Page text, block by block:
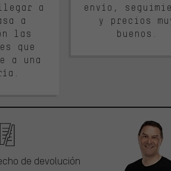
a
a
las
que
a una
envío,
y precios
buenos.
de devolución